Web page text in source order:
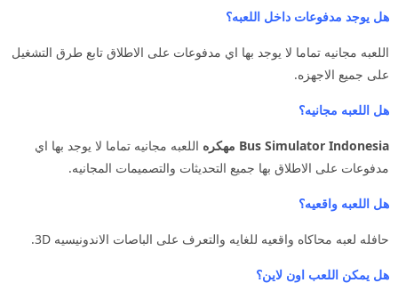
هل يوجد مدفوعات داخل اللعبه؟
اللعبه مجانيه تماما لا يوجد بها اي مدفوعات على الاطلاق تابع طرق التشغيل
على جميع الاجهزه.
هل اللعبه مجانيه؟
Bus Simulator Indonesia مهكره
اللعبه مجانيه تماما لا يوجد بها اي
مدفوعات على الاطلاق بها جميع التحديثات والتصميمات المجانيه.
هل اللعبه واقعيه؟
حافله لعبه محاكاه واقعيه للغايه والتعرف على الباصات الاندونيسيه 3D.
هل يمكن اللعب اون لاين؟